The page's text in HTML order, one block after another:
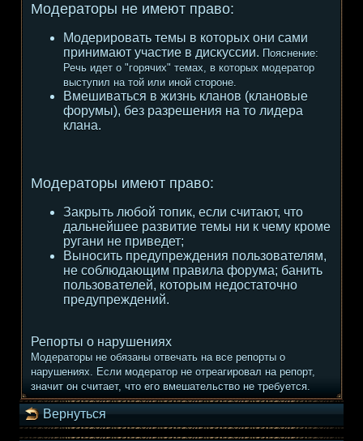
Модераторы не имеют право:
Модерировать темы в которых они сами
принимают участие в дискуссии. Пояснение:
Речь идет о "горячих" темах, в которых модератор
выступил на той или иной стороне.
Вмешиваться в жизнь кланов (клановые
форумы), без разрешения на то лидера
клана.
Модераторы имеют право:
Закрыть любой топик, если считают, что
дальнейшее развитие темы ни к чему кроме
ругани не приведет;
Выносить предупреждения пользователям,
не соблюдающим правила форума; банить
пользователей, которым недостаточно
предупреждений.
Репорты о нарушениях
Модераторы не обязаны отвечать на все репорты о
нарушениях. Если модератор не отреагировал на репорт,
значит он считает, что его вмешательство не требуется.
Вернуться